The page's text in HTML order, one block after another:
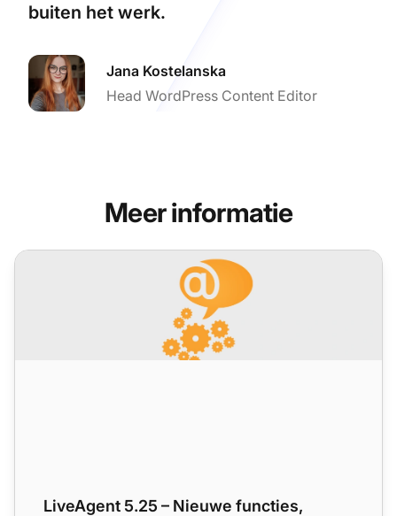
buiten het werk.
Jana Kostelanska
Head WordPress Content Editor
Meer informatie
LiveAgent 5.25 – Nieuwe functies, verbeteringen en
LiveAgent 5.25 – Nieuwe functies,